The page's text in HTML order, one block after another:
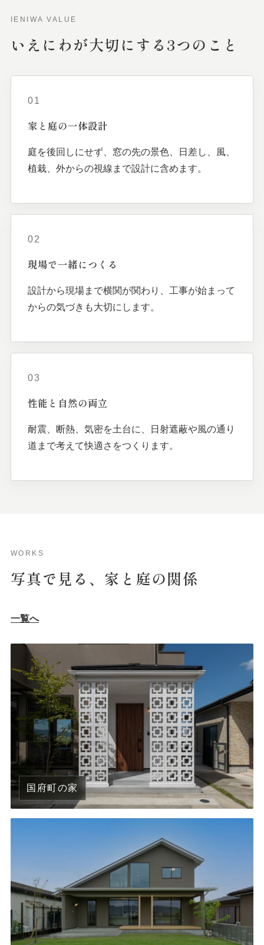
IENIWA VALUE
いえにわが大切にする3つの こと
01
家と 庭の一体設計
庭を後回しにせず、窓の先の景色、日差し、風、
植栽、外からの視線まで設計に含めます。
02
現場で一緒につくる
設計から現場まで横関が関わり、工事が始まって
からの気づきも大切にします。
03
性能と 自然の両立
耐震、断熱、気密を土台に、日射遮蔽や風の通り
道まで考えて快適さをつくります。
WORKS
写真で 見る、 家と 庭の関係
一覧へ
国府町の家